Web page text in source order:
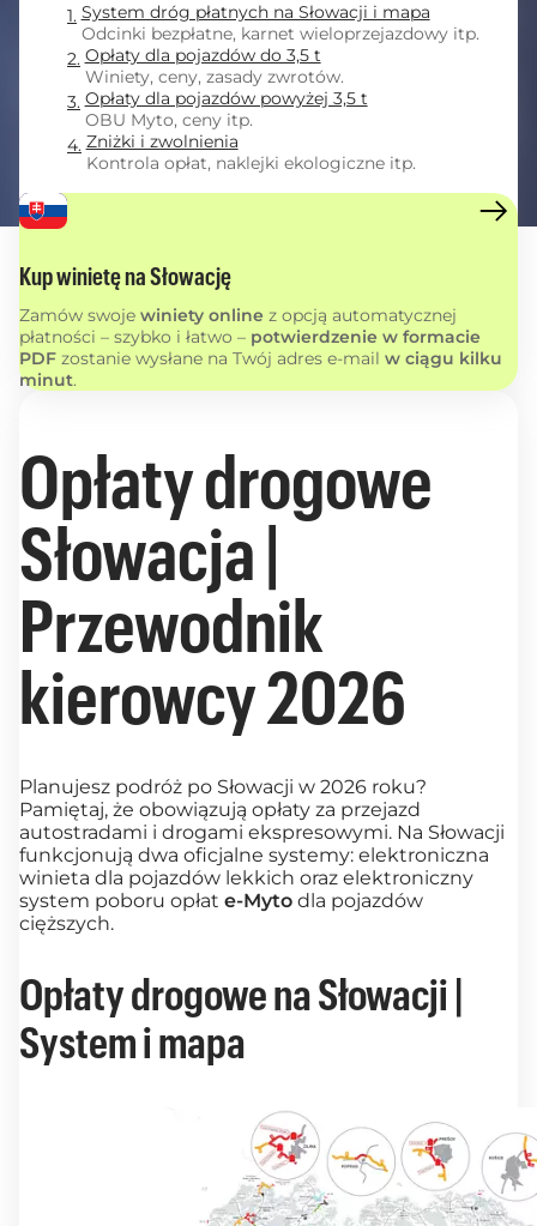
System dróg płatnych na Słowacji i mapa
Odcinki bezpłatne, karnet wieloprzejazdowy itp.
Opłaty dla pojazdów do 3,5 t
Winiety, ceny, zasady zwrotów.
Opłaty dla pojazdów powyżej 3,5 t
OBU Myto, ceny itp.
Zniżki i zwolnienia
Kontrola opłat, naklejki ekologiczne itp.
Kup winietę na Słowację
Zamów swoje winiety online z opcją automatycznej
płatności – szybko i łatwo – potwierdzenie w formacie
PDF zostanie wysłane na Twój adres e-mail w ciągu kilku
minut.
Opłaty drogowe
Słowacja |
Przewodnik
kierowcy 2026
Planujesz podróż po Słowacji w 2026 roku?
Pamiętaj, że obowiązują opłaty za przejazd
autostradami i drogami ekspresowymi. Na Słowacji
funkcjonują dwa oficjalne systemy: elektroniczna
winieta dla pojazdów lekkich oraz elektroniczny
system poboru opłat e-Myto dla pojazdów
cięższych.
Opłaty drogowe na Słowacji |
System i mapa